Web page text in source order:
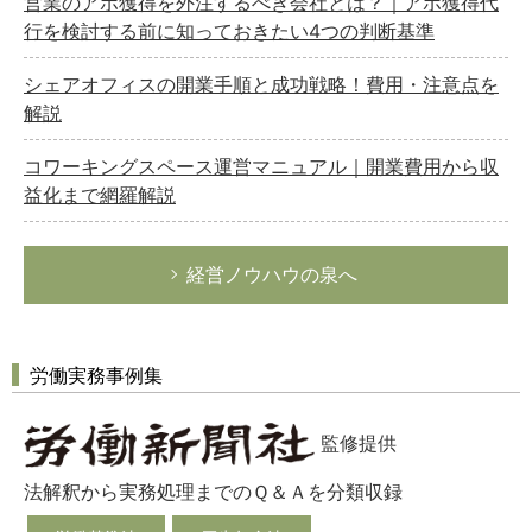
行を検討する前に知っておきたい4つの判断基準
シェアオフィスの開業手順と成功戦略！費用・注意点を
解説
コワーキングスペース運営マニュアル｜開業費用から収
益化まで網羅解説
経営ノウハウの泉へ
労働実務事例集
監修提供
法解釈から実務処理までのＱ＆Ａを分類収録